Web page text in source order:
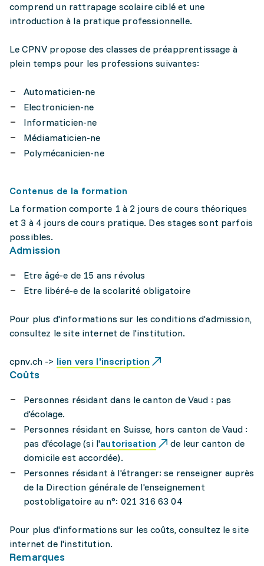
comprend un rattrapage scolaire ciblé et une
introduction à la pratique professionnelle.
Le CPNV propose des classes de préapprentissage à
plein temps pour les professions suivantes:
Automaticien-ne
Electronicien-ne
Informaticien-ne
Médiamaticien-ne
Polymécanicien-ne
Contenus de la formation
La formation comporte 1 à 2 jours de cours théoriques
et 3 à 4 jours de cours pratique. Des stages sont parfois
possibles.
Admission
Etre âgé-e de 15 ans révolus
Etre libéré-e de la scolarité obligatoire
Pour plus d'informations sur les conditions d'admission,
consultez le site internet de l'institution.
cpnv.ch -> lien vers l'inscription
Coûts
Personnes résidant dans le canton de Vaud : pas
d'écolage.
Personnes résidant en Suisse, hors canton de Vaud :
pas d'écolage (si l'autorisation
de leur canton de
domicile est accordée).
Personnes résidant à l'étranger: se renseigner auprès
de la Direction générale de l'enseignement
postobligatoire au n°: 021 316 63 04
Pour plus d'informations sur les coûts, consultez le site
internet de l'institution.
Remarques